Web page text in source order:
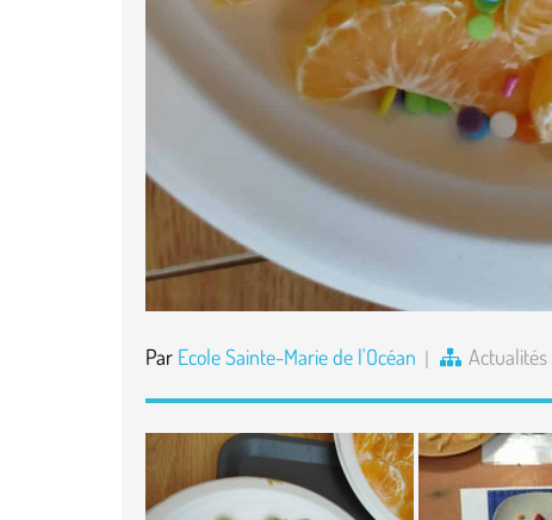
Par Ecole Sainte-Marie de l'Océan Actualités